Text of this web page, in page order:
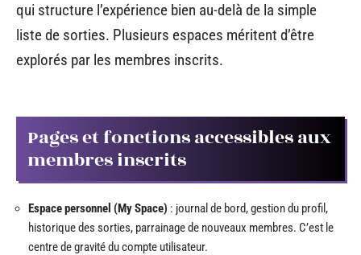
qui structure l’expérience bien au-delà de la simple
liste de sorties. Plusieurs espaces méritent d’être
explorés par les membres inscrits.
Pages et fonctions accessibles aux
membres inscrits
Espace personnel (My Space) : journal de bord, gestion du profil,
historique des sorties, parrainage de nouveaux membres. C’est le
centre de gravité du compte utilisateur.